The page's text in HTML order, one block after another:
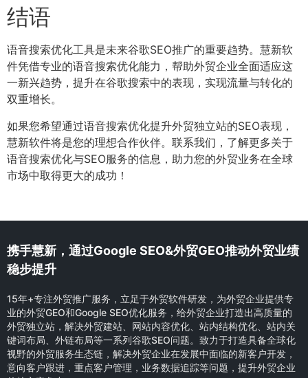
结语
语音搜索优化工具是未来谷歌SEO推广的重要趋势。慧新软
件凭借专业的语音搜索优化能力，帮助外贸企业全面适应这
一新兴趋势，提升在谷歌搜索中的表现，实现流量与转化的
双重增长。
如果您希望通过语音搜索优化提升外贸独立站的SEO表现，
慧新软件将是您的理想合作伙伴。联系我们，了解更多关于
语音搜索优化与SEO服务的信息，助力您的外贸业务在全球
市场中取得更大的成功！
携手慧新，通过Google SEO&外贸GEO推动外贸业绩
稳步提升
15年+专注外贸推广服务，立足于外贸软件研发，为外贸企业提供专
业的外贸GEO和Google SEO优化服务，给外贸企业打造出高质量的
外贸独立站，解决外贸建站、网站内容优化、站内结构优化、站内关
键词布局、外链布局等一系列谷歌SEO问题。致力于打造具备全球化
视野的外贸服务生态链，解决外贸企业在发展中面临的新客户开发，
意向客户跟进，重点客户管理，业务数据追踪等问题，提升外贸企业